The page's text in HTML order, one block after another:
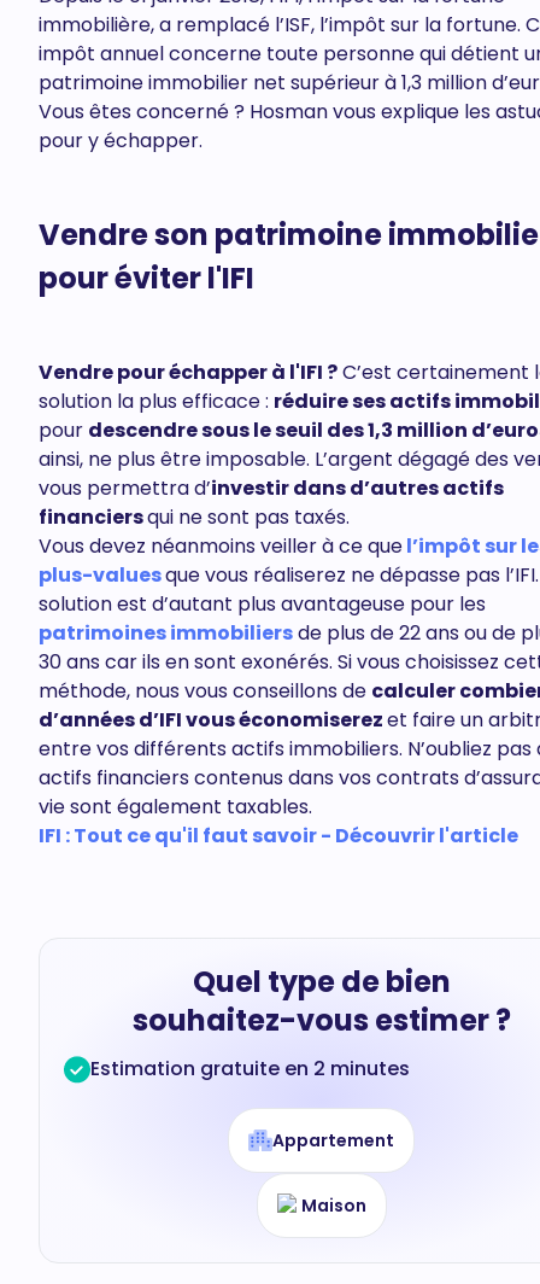
immobilière, a remplacé l’ISF, l’impôt sur la fortune.
impôt annuel concerne toute personne qui détient
patrimoine immobilier net supérieur à 1,3 million
Vous êtes concerné ? Hosman vous explique les
pour y échapper.
Vendre son patrimoine
pour éviter l'IFI
Vendre pour échapper à l'IFI ?C’est certainement
solution la plus efficace : réduire ses actifs
pour descendre sous le seuil des 1,3 million
ainsi, ne plus être imposable. L’argent dégagé des
vous permettra d’investir dans d’autres actifs
financiersqui ne sont pas taxés.
Vous devez néanmoins veiller à ce quel’impôt sur
plus-valuesque vous réaliserez ne dépasse pas
solution est d’autant plus avantageuse pour les
patrimoines immobiliersde plus de 22 ans ou de
30 ans car ils en sont exonérés. Si vous choisissez
méthode, nous vous conseillons de calculer
d’années d’IFI vous économiserezet faire un
entre vos différents actifs immobiliers. N’oubliez pas
actifs financiers contenus dans vos contrats
vie sont également taxables.
IFI : Tout ce qu'il faut savoir - Découvrir l'article
Quel type de bien
souhaitez-vous estimer ?
Estimation gratuite en 2 minutes
Appartement
Maison